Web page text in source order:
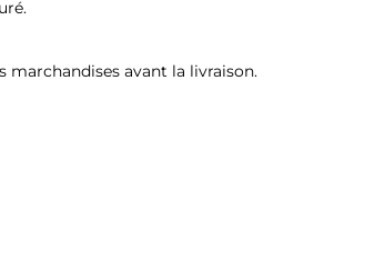
marchandises avant la livraison.